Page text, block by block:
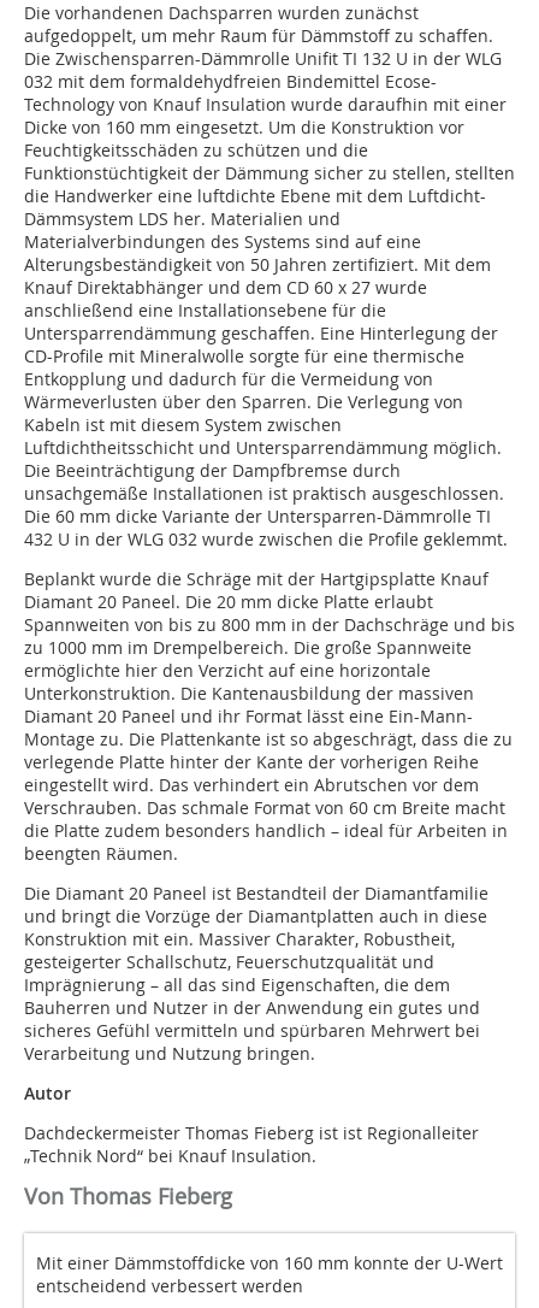
Die vorhandenen Dachsparren wurden zunächst
aufgedoppelt, um mehr Raum für Dämmstoff zu schaffen.
Die Zwischensparren-Dämmrolle Unifit TI 132 U in der WLG
032 mit dem formaldehydfreien Bindemittel Ecose-
Technology von Knauf Insulation wurde daraufhin mit einer
Dicke von 160 mm eingesetzt. Um die Konstruktion vor
Feuchtigkeitsschäden zu schützen und die
Funktionstüchtigkeit der Dämmung sicher zu stellen, stellten
die Handwerker eine luftdichte Ebene mit dem Luftdicht-
Dämmsystem LDS her. Materialien und
Materialverbindungen des Systems sind auf eine
Alterungsbeständigkeit von 50 Jahren zertifiziert. Mit dem
Knauf Direktabhänger und dem CD 60 x 27 wurde
anschließend eine Installationsebene für die
Untersparrendämmung geschaffen. Eine Hinterlegung der
CD-Profile mit Mineralwolle sorgte für eine thermische
Entkopplung und dadurch für die Vermeidung von
Wärmeverlusten über den Sparren. Die Verlegung von
Kabeln ist mit diesem System zwischen
Luftdichtheitsschicht und Untersparrendämmung möglich.
Die Beeinträchtigung der Dampfbremse durch
unsachgemäße Installationen ist praktisch ausgeschlossen.
Die 60 mm dicke Variante der Untersparren-Dämmrolle TI
432 U in der WLG 032 wurde zwischen die Profile geklemmt.
Beplankt wurde die Schräge mit der Hartgipsplatte Knauf
Diamant 20 Paneel. Die 20 mm dicke Platte erlaubt
Spannweiten von bis zu 800 mm in der Dachschräge und bis
zu 1000 mm im Drempelbereich. Die große Spannweite
ermöglichte hier den Verzicht auf eine horizontale
Unterkonstruktion. Die Kantenausbildung der massiven
Diamant 20 Paneel und ihr Format lässt eine Ein-Mann-
Montage zu. Die Plattenkante ist so abgeschrägt, dass die zu
verlegende Platte hinter der Kante der vorherigen Reihe
eingestellt wird. Das verhindert ein Abrutschen vor dem
Verschrauben. Das schmale Format von 60 cm Breite macht
die Platte zudem besonders handlich – ideal für Arbeiten in
beengten Räumen.
Die Diamant 20 Paneel ist Bestandteil der Diamantfamilie
und bringt die Vorzüge der Diamantplatten auch in diese
Konstruktion mit ein. Massiver Charakter, Robustheit,
gesteigerter Schallschutz, Feuerschutzqualität und
Imprägnierung – all das sind Eigenschaften, die dem
Bauherren und Nutzer in der Anwendung ein gutes und
sicheres Gefühl vermitteln und spürbaren Mehrwert bei
Verarbeitung und Nutzung bringen.
Autor
Dachdeckermeister Thomas Fieberg ist ist Regionalleiter
„Technik Nord“ bei Knauf Insulation.
Von Thomas Fieberg
Mit einer Dämmstoffdicke von 160 mm konnte der U-Wert
entscheidend verbessert werden